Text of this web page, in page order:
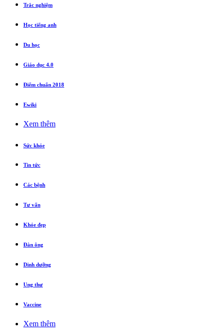
Trắc nghiệm
Học tiếng anh
Du học
Giáo dục 4.0
Điểm chuẩn 2018
Ewiki
Xem thêm
Sức khỏe
Tin tức
Các bệnh
Tư vấn
Khỏe đẹp
Đàn ông
Dinh dưỡng
Ung thư
Vaccine
Xem thêm